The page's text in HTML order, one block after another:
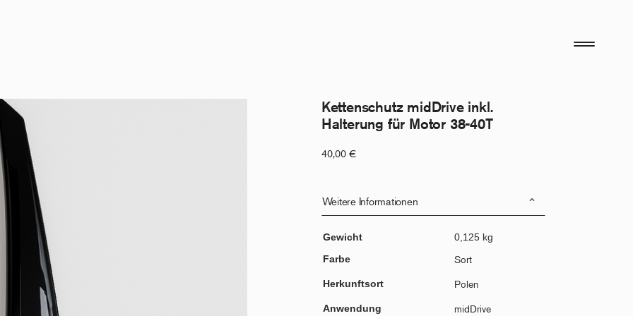
Kettenschutz midDrive inkl.
Halterung für Motor 38-40T
40,00 €
Weitere Informationen
Gewicht
0,125 kg
Farbe
Sort
Herkunftsort Polen
Anwendung midDrive